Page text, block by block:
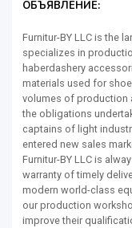
ОБЪЯВЛЕНИЕ:
Furnitur-BY LLC is the
specializes in
haberdashery
materials used for
volumes of production
the obligations
captains of light
entered new sales
Furnitur-BY LLC is
warranty of timely
modern world-class
our production
improve their